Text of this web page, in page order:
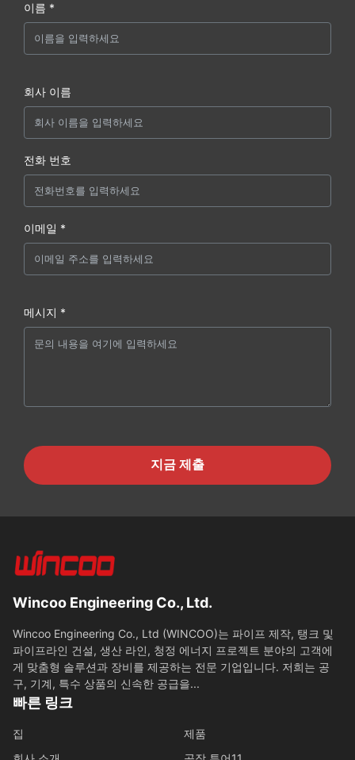
이름 *
회사 이름
전화 번호
이메일 *
메시지 *
지금 제출
Wincoo Engineering Co., Ltd.
Wincoo Engineering Co., Ltd (WINCOO)는 파이프 제작, 탱크 및
파이프라인 건설, 생산 라인, 청정 에너지 프로젝트 분야의 고객에
게 맞춤형 솔루션과 장비를 제공하는 전문 기업입니다. 저희는 공
구, 기계, 특수 상품의 신속한 공급을...
빠른 링크
집
제품